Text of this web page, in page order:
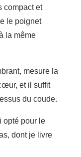
compact et
le poignet
la même
mesure la
et il suffit
du coude.
opté pour le
dont je livre